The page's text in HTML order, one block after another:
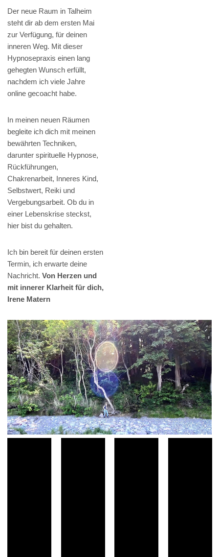
Der neue Raum in Talheim
steht dir ab dem ersten Mai
zur Verfügung, für deinen
inneren Weg. Mit dieser
Hypnosepraxis einen lang
gehegten Wunsch erfüllt,
nachdem ich viele Jahre
online gecoacht habe.
In meinen neuen Räumen
begleite ich dich mit meinen
bewährten Techniken,
darunter spirituelle Hypnose,
Rückführungen,
Chakrenarbeit, Inneres Kind,
Selbstwert, Reiki und
Vergebungsarbeit. Ob du in
einer Lebenskrise steckst,
hier bist du gehalten.
Ich bin bereit für deinen ersten
Termin, ich erwarte deine
Nachricht. Von Herzen und
mit innerer Klarheit für dich,
Irene Matern